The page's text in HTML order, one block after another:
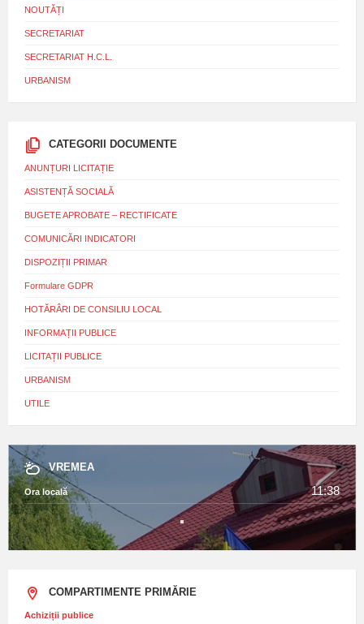
NOUTĂȚI
SECRETARIAT
SECRETARIAT H.C.L.
URBANISM
CATEGORII DOCUMENTE
ANUNȚURI LICITAȚIE
ASISTENȚĂ SOCIALĂ
BUGETE APROBATE – RECTIFICATE
COMUNICĂRI INDICATORI
DISPOZIȚII PRIMAR
Formulare GDPR
HOTĂRÂRI DE CONSILIU LOCAL
INFORMAȚII PUBLICE
LICITAȚII PUBLICE
URBANISM
UTILE
VREMEA
Ora locală 11:38
COMPARTIMENTE PRIMĂRIE
Achiziții publice